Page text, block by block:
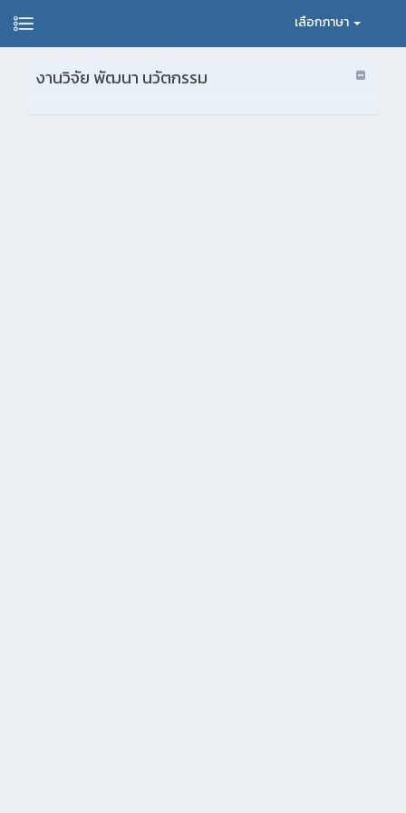
เลือกภาษา
งานวิจัย พัฒนา นวัตกรรม